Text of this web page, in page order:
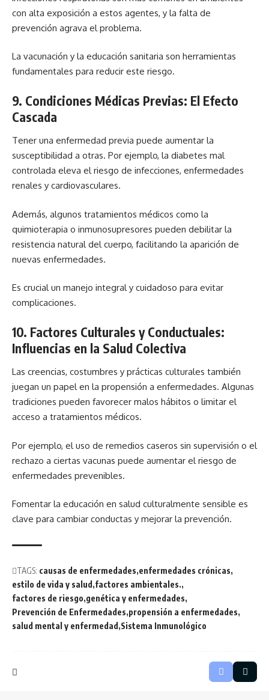
con alta exposición a estos agentes, y la falta de
prevención agrava el problema.
La vacunación y la educación sanitaria son herramientas
fundamentales para reducir este riesgo.
9. Condiciones Médicas Previas: El Efecto
Cascada
Tener una enfermedad previa puede aumentar la
susceptibilidad a otras. Por ejemplo, la diabetes mal
controlada eleva el riesgo de infecciones, enfermedades
renales y cardiovasculares.
Además, algunos tratamientos médicos como la
quimioterapia o inmunosupresores pueden debilitar la
resistencia natural del cuerpo, facilitando la aparición de
nuevas enfermedades.
Es crucial un manejo integral y cuidadoso para evitar
complicaciones.
10. Factores Culturales y Conductuales:
Influencias en la Salud Colectiva
Las creencias, costumbres y prácticas culturales también
juegan un papel en la propensión a enfermedades. Algunas
tradiciones pueden favorecer malos hábitos o limitar el
acceso a tratamientos médicos.
Por ejemplo, el uso de remedios caseros sin supervisión o el
rechazo a ciertas vacunas puede aumentar el riesgo de
enfermedades prevenibles.
Fomentar la educación en salud culturalmente sensible es
clave para cambiar conductas y mejorar la prevención.
TAGS: causas de enfermedades enfermedades crónicas
estilo de vida y salud factores ambientales.
factores de riesgo genética y enfermedades
Prevención de Enfermedades propensión a enfermedades
salud mental y enfermedad Sistema Inmunológico